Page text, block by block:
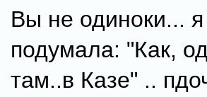
Вы не одиноки...
подумала: "Как,
там..в Казе" ..